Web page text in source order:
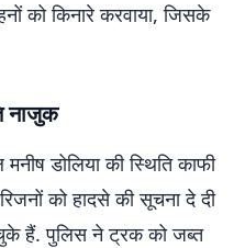
को किनारे करवाया, जिसके
नाजुक
डोलिया की स्थिति काफी
को हादसे की सूचना दे दी
चुके हैं. पुलिस ने ट्रक को जब्त